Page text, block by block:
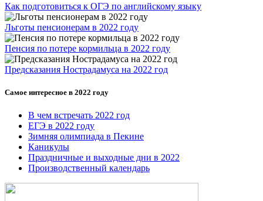
Как подготовиться к ОГЭ по английскому языку
Льготы пенсионерам в 2022 году
Пенсия по потере кормильца в 2022 году
Предсказания Нострадамуса на 2022 год
Самое интересное в 2022 году
В чем встречать 2022 год
ЕГЭ в 2022 году
Зимняя олимпиада в Пекине
Каникулы
Праздничные и выходные дни в 2022
Производственный календарь